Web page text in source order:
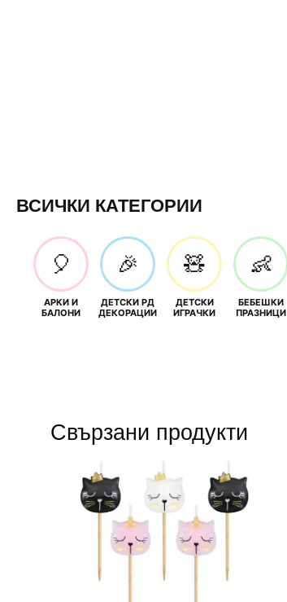
ВСИЧКИ КАТЕГОРИИ
🎈
АРКИ И
БАЛОНИ
🎉
ДЕТСКИ РД
ДЕКОРАЦИИ
🧸
ДЕТСКИ
ИГРАЧКИ
👶
БЕБЕШКИ
ПРАЗНИЦИ
Свързани продукти